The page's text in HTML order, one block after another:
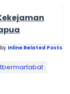
Inline Related Posts